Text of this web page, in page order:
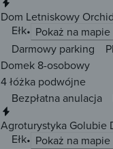
Dom Letniskowy
Ełk
Pokaż na mapie
Darmowy parking
Domek 8-osobowy
4 łóżka podwójne
Bezpłatna anulacja
Agroturystyka Golubie
Ełk
Pokaż na mapie